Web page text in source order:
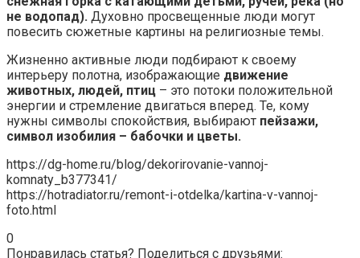
Privacy Policy
Регистрация на сайте
Информация для правообладателей
© 2026 mildhouse.ru